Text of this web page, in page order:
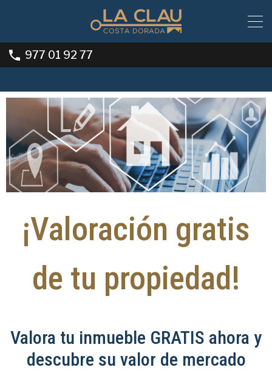
977 01 92 77
¡Valoración gratis
de tu propiedad!
Valora tu inmueble GRATIS ahora y
descubre su valor de mercado